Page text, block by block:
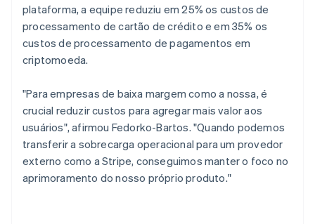
plataforma, a equipe reduziu em 25% os custos de
processamento de cartão de crédito e em 35% os
custos de processamento de pagamentos em
criptomoeda.
"Para empresas de baixa margem como a nossa, é
crucial reduzir custos para agregar mais valor aos
usuários", afirmou Fedorko-Bartos. "Quando podemos
transferir a sobrecarga operacional para um provedor
externo como a Stripe, conseguimos manter o foco no
aprimoramento do nosso próprio produto."